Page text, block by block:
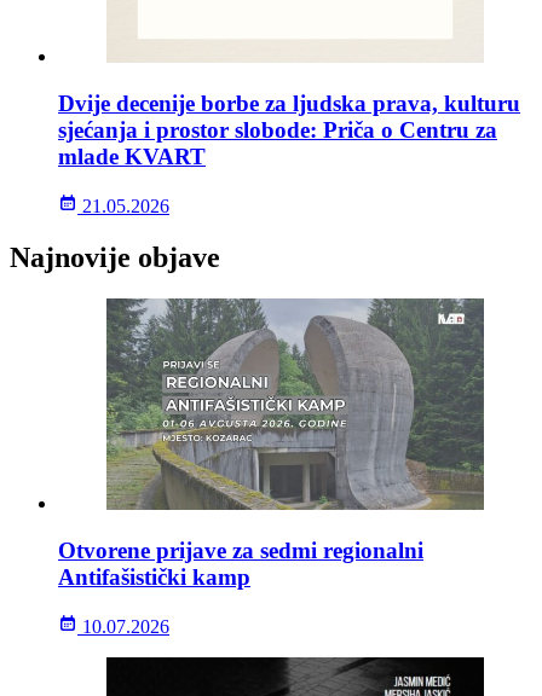
Dvije decenije borbe za ljudska prava, kulturu
sjećanja i prostor slobode: Priča o Centru za
mlade KVART
21.05.2026
Najnovije objave
Otvorene prijave za sedmi regionalni
Antifašistički kamp
10.07.2026